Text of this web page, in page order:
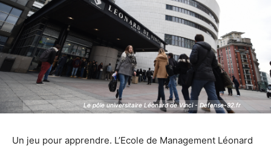
Le pôle universitaire Léonard de Vinci - Defense-92.fr
Le pôle universitaire Léonard de Vinci - Defense-92.fr
Un jeu pour apprendre. L’Ecole de Management Léonard